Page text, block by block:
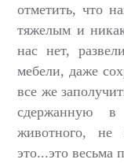
отметить, что
тяжелым и
нас нет,
мебели, даже
все же
сдержанную
животного, не
это...это весьма